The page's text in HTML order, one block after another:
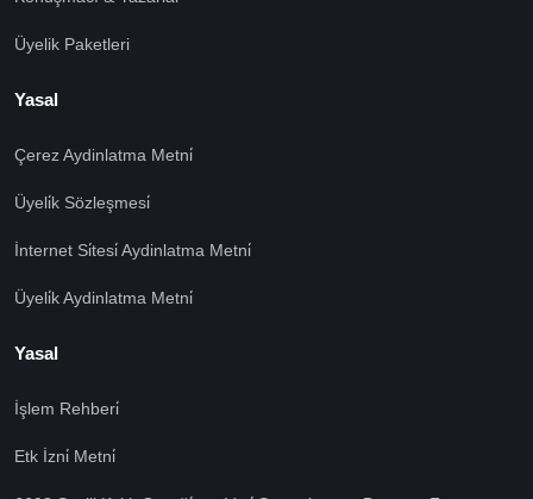
Üyelik Paketleri
Yasal
Çerez Aydinlatma Metni̇
Üyeli̇k Sözleşmesi̇
İnternet Si̇tesi̇ Aydinlatma Metni̇
Üyeli̇k Aydinlatma Metni̇
Yasal
İşlem Rehberi̇
Etk İzni̇ Metni̇